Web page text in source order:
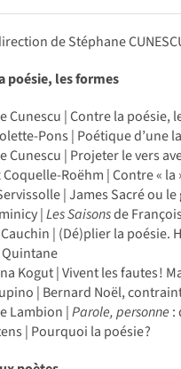
de Stéphane
poésie, les formes
Cunescu | Contre la poésie,
Pons | Poétique d’une
Cunescu | Projeter le vers
Coquelle-Roëhm | Contre «
| James Sacré ou
|Les Saisonsde
| (Dé)plier la poésie.
Kogut | Vivent les fautes !
| Bernard Noël,
Lambion |Parole, personne :
| Pourquoi la poésie ?